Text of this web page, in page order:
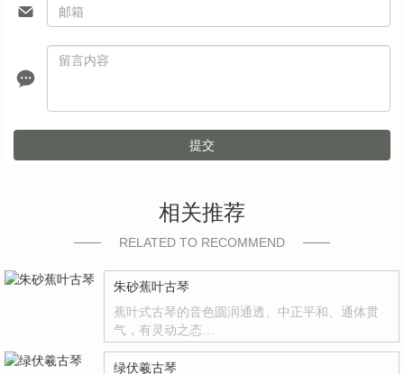
提交
相关推荐
RELATED TO RECOMMEND
朱砂蕉叶古琴
蕉叶式古琴的音色圆润通透、中正平和、通体贯
气，有灵动之态…
绿伏羲古琴